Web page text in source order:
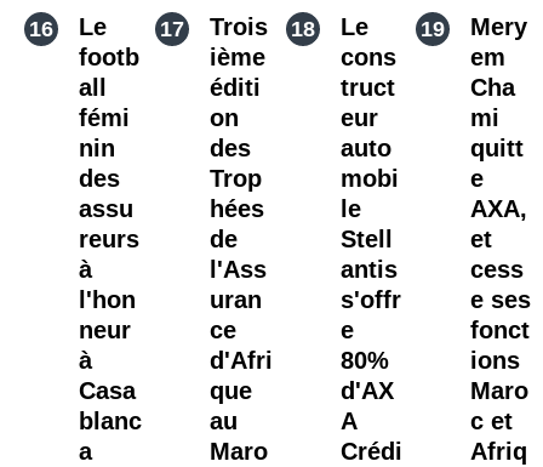
Le
footb
all
fémi
nin
des
assu
reurs
à
l'hon
neur
à
Casa
blanc
a
Trois
ième
éditi
on
des
Trop
hées
de
l'Ass
uran
ce
d'Afri
que
au
Maro
Le
cons
truct
eur
auto
mobi
le
Stell
antis
s'offr
e
80%
d'AX
A
Crédi
Mery
em
Cha
mi
quitt
e
AXA,
et
cess
e ses
fonct
ions
Maro
c et
Afriq